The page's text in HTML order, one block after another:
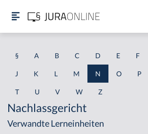
§ A B C D E F
J K L M N O P
T U V W Z
Nachlassgericht
Verwandte Lerneinheiten